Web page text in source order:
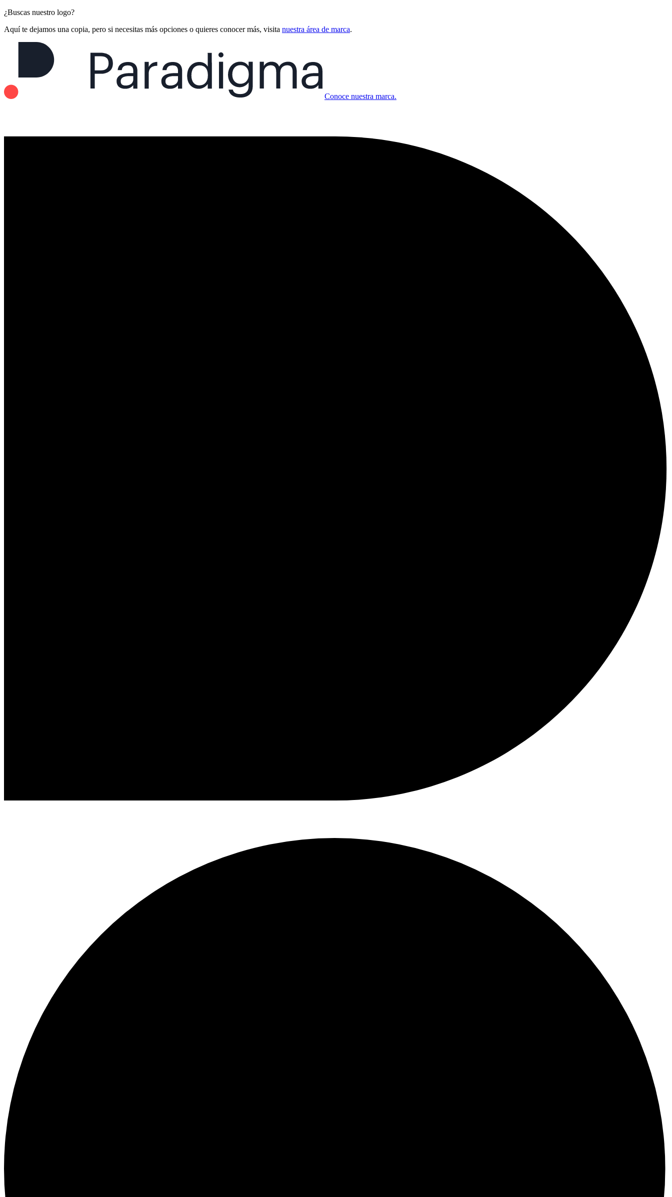
¿Buscas nuestro logo?
Aquí te dejamos una copia, pero si necesitas más opciones o quieres conocer más, visita nuestra área de marca.
Conoce nuestra marca.